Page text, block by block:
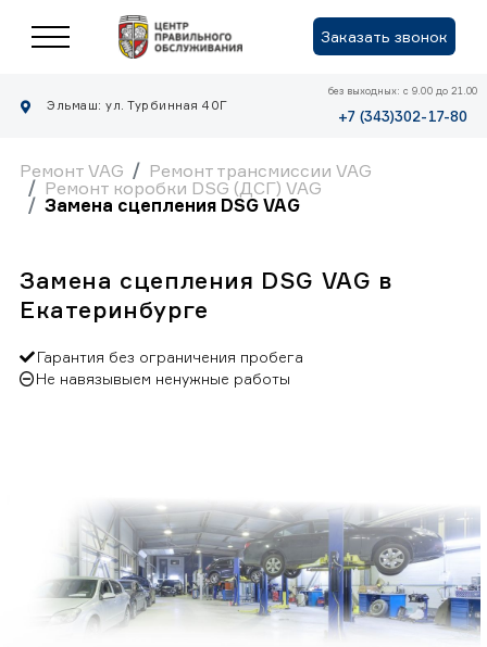
Заказать звонок
Эльмаш: ул. Турбинная 40Г
без выходных: с 9.00 до 21.00
+7 (343)302-17-80
Ремонт VAG
Ремонт трансмиссии VAG
Ремонт коробки DSG (ДСГ) VAG
Замена сцепления DSG VAG
Замена сцепления DSG VAG в
Екатеринбурге
Гарантия без ограничения пробега
Не навязывыем ненужные работы